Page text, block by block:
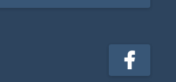
stempel-
fabrik.de
@Social
Media
Facebook